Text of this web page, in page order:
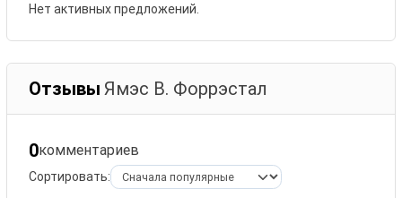
Нет активных предложений.
Отзывы Ямэс В. Форрэстал
0комментариев
Сортировать: